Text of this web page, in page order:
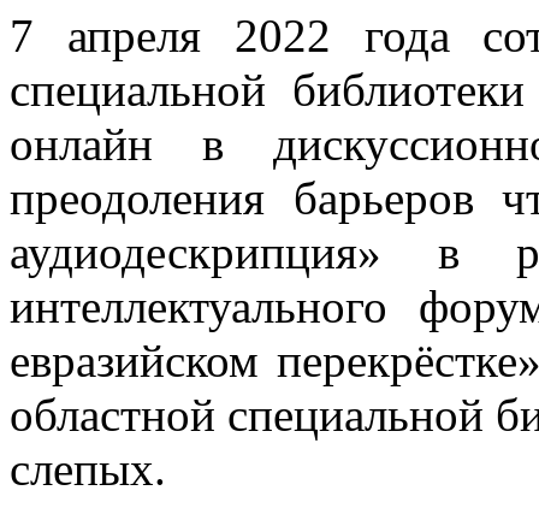
7 апреля 2022 года
специальной
онлайн в
преодоления барьеров
аудиодескрипция» в
интеллектуального
евразийском
областной специальной
слепых.